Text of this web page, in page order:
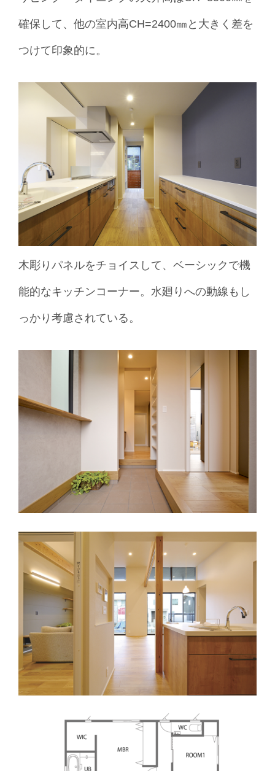
確保して、他の室内高CH=2400㎜と大きく差を
つけて印象的に。
木彫りパネルをチョイスして、ベーシックで機
能的なキッチンコーナー。水廻りへの動線もし
っかり考慮されている。